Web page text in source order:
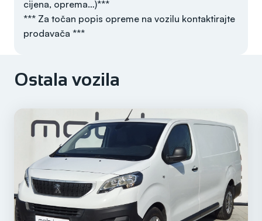
cijena, oprema…)***
*** Za točan popis opreme na vozilu kontaktirajte
prodavača ***
Godina
Registriran do
Prijeđeni kilometri
Ostala vozila